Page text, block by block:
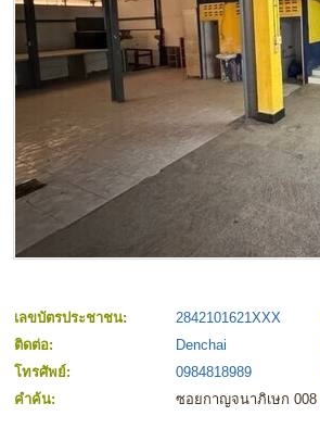
เลขบัตรประชาชน: 2842101621XXX
ติดต่อ:
Denchai
โทรศัพย์:
0984818989
คำค้น:
ซอยกาญจนาภิเษก 008